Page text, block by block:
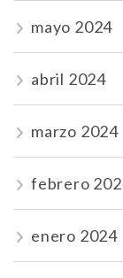
mayo 2024
abril 2024
marzo 2024
febrero
enero 2024